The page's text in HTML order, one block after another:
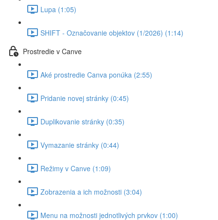
Lupa (1:05)
SHIFT - Označovanie objektov (1/2026) (1:14)
Prostredie v Canve
Aké prostredie Canva ponúka (2:55)
Pridanie novej stránky (0:45)
Duplikovanie stránky (0:35)
Vymazanie stránky (0:44)
Režimy v Canve (1:09)
Zobrazenia a ich možnosti (3:04)
Menu na možnosti jednotlivých prvkov (1:00)